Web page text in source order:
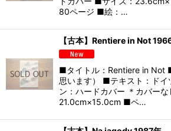
80ページ ■絵：…
【古本】Rentiere in Not
■タイトル：Rentiere in Not
思います） ■テキスト：ド
ン：ハードカバー ＊カバー
21.0cm×15.0cm ■ペ…